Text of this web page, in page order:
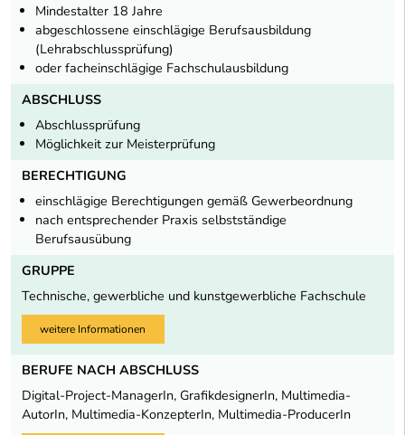
Mindestalter 18 Jahre
abgeschlossene einschlägige Berufsausbildung
(Lehrabschlussprüfung)
oder facheinschlägige Fachschulausbildung
ABSCHLUSS
Abschlussprüfung
Möglichkeit zur Meisterprüfung
BERECHTIGUNG
einschlägige Berechtigungen gemäß Gewerbeordnung
nach entsprechender Praxis selbstständige
Berufsausübung
GRUPPE
Technische, gewerbliche und kunstgewerbliche Fachschule
weitere Informationen
BERUFE NACH ABSCHLUSS
Digital-Project-ManagerIn, GrafikdesignerIn, Multimedia-
AutorIn, Multimedia-KonzepterIn, Multimedia-ProducerIn